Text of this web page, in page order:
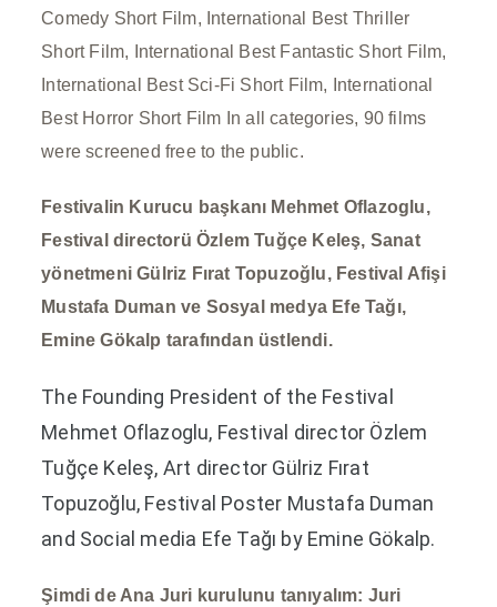
Comedy Short Film, International Best Thriller
Short Film, International Best Fantastic Short Film,
International Best Sci-Fi Short Film, International
Best Horror Short Film In all categories, 90 films
were screened free to the public.
Festivalin Kurucu başkanı Mehmet Oflazoglu,
Festival directorü Özlem Tuğçe Keleş, Sanat
yönetmeni Gülriz Fırat Topuzoğlu, Festival Afişi
Mustafa Duman ve Sosyal medya Efe Tağı,
Emine Gökalp tarafından üstlendi.
The Founding President of the Festival
Mehmet Oflazoglu, Festival director Özlem
Tuğçe Keleş, Art director Gülriz Fırat
Topuzoğlu, Festival Poster Mustafa Duman
and Social media Efe Tağı by Emine Gökalp.
Şimdi de Ana Juri kurulunu tanıyalım: Juri